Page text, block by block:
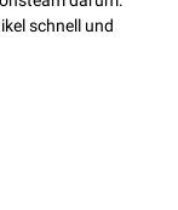
schnell und